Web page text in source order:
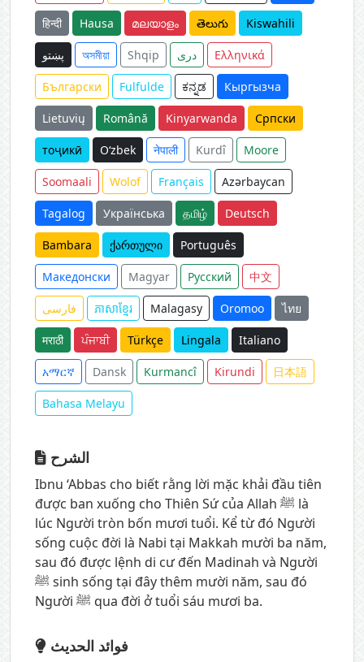
हिन्दी Hausa മലയാളം తెలుగు Kiswahili
پښتو অসমীয়া Shqip دری Ελληνικά
Български Fulfulde ಕನ್ನಡ Кыргызча
Lietuvių Română Kinyarwanda Српски
тоҷикӣ O‘zbek नेपाली Kurdî Moore
Soomaali Wolof Français Azərbaycan
Tagalog Українська தமிழ் Deutsch
Bambara ქართული Português
Македонски Magyar Русский 中文
فارسی ភាសាខ្មែរ Malagasy Oromoo ไทย
मराठी ਪੰਜਾਬੀ Türkçe Lingala Italiano
አማርኛ Dansk Kurmancî Kirundi 日本語
Bahasa Melayu
الشرح
Ibnu ‘Abbas cho biết rằng lời mặc khải đầu tiên
được ban xuống cho Thiên Sứ của Allah ﷺ là
lúc Người tròn bốn mươi tuổi. Kể từ đó Người
sống cuộc đời là Nabi tại Makkah mười ba năm,
sau đó được lệnh di cư đến Madinah và Người
ﷺ sinh sống tại đây thêm mười năm, sau đó
Người ﷺ qua đời ở tuổi sáu mươi ba.
فوائد الحديث